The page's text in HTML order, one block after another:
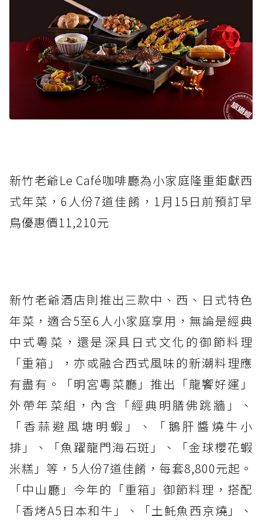
新竹老爺Le Café咖啡廳為小家庭隆重鉅獻西
式年菜，6人份7道佳餚，1月15日前預訂早
鳥優惠價11,210元
新竹老爺酒店則推出三款中、西、日式特色
年菜，適合5至6人小家庭享用，無論是經典
中式粵菜，還是深具日式文化的御節料理
「重箱」，亦或融合西式風味的新潮料理應
有盡有。「明宮粵菜廳」推出「龍饗好運」
外帶年菜組，內含「經典明膳佛跳牆」、
「香蒜避風塘明蝦」、「鵝肝醬燒牛小
排」、「魚躍龍門海石斑」、「金球櫻花蝦
米糕」等，5人份7道佳餚，每套8,800元起。
「中山廳」今年的「重箱」御節料理，搭配
「香烤A5日本和牛」、「土魠魚西京燒」、